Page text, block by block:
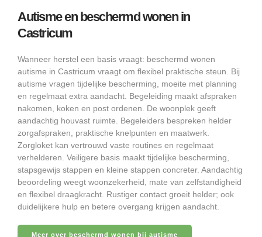
Autisme en beschermd wonen in
Castricum
Wanneer herstel een basis vraagt: beschermd wonen
autisme in Castricum vraagt om flexibel praktische steun. Bij
autisme vragen tijdelijke bescherming, moeite met planning
en regelmaat extra aandacht. Begeleiding maakt afspraken
nakomen, koken en post ordenen. De woonplek geeft
aandachtig houvast ruimte. Begeleiders bespreken helder
zorgafspraken, praktische knelpunten en maatwerk.
Zorgloket kan vertrouwd vaste routines en regelmaat
verhelderen. Veiligere basis maakt tijdelijke bescherming,
stapsgewijs stappen en kleine stappen concreter. Aandachtig
beoordeling weegt woonzekerheid, mate van zelfstandigheid
en flexibel draagkracht. Rustiger contact groeit helder; ook
duidelijkere hulp en betere overgang krijgen aandacht.
Meer over beschermd wonen bij autisme